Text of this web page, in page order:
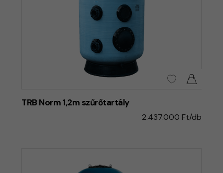
TRB Norm 1,2m szűrőtartály
2.437.000 Ft/db